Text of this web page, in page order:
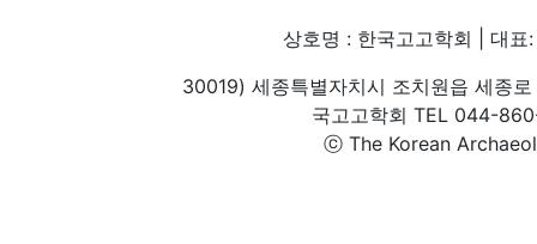
상호명 : 한국고고학회 | 대
30019) 세종특별자치시 조치원읍 세종
국고고학회 TEL 044-
ⓒ The Korean